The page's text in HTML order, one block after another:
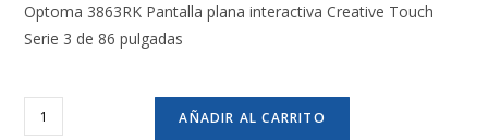
Optoma 3863RK Pantalla plana interactiva Creative Touch
Serie 3 de 86 pulgadas
Optoma
AÑADIR AL CARRITO